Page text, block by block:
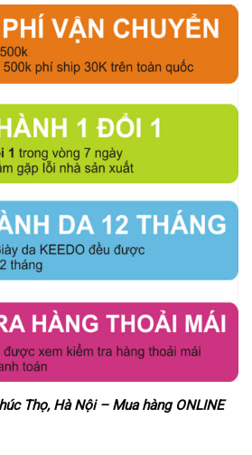
Thọ, Hà Nội – Mua hàng ONLINE